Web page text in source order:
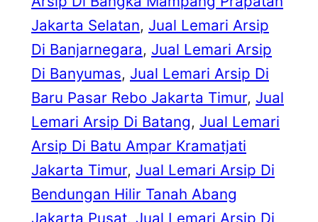
Jakarta Selatan, Jual Lemari Arsip
Di Banjarnegara, Jual Lemari Arsip
Di Banyumas, Jual Lemari Arsip Di
Baru Pasar Rebo Jakarta Timur, Jual
Lemari Arsip Di Batang, Jual Lemari
Arsip Di Batu Ampar Kramatjati
Jakarta Timur, Jual Lemari Arsip Di
Bendungan Hilir Tanah Abang
Jakarta Pusat, Jual Lemari Arsip Di